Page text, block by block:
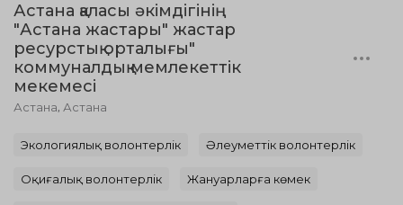
Астана қаласы әкімдігінің
"Астана жастары" жастар
ресурстық орталығы"
коммуналдық мемлекеттік
мекемесі
Астана, Астана
Экологиялық волонтерлік Әлеуметтік волонтерлік
Оқиғалық волонтерлік Жануарларға көмек